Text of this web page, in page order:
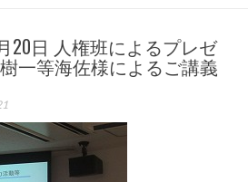
20日 人権班によるプレゼ
一等海佐様によるご講義